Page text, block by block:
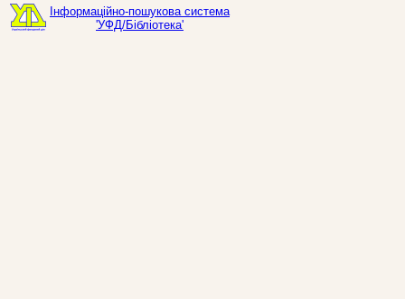
Інформаційно-пошукова система
'УФД/Бібліотека'